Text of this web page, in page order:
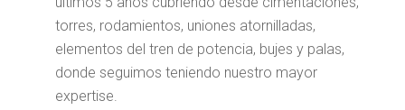
torres, rodamientos, uniones atornilladas,
elementos del tren de potencia, bujes y palas,
donde seguimos teniendo nuestro mayor
expertise.